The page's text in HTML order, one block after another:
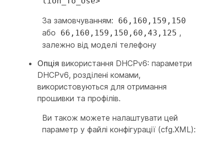
За замовчуванням: 66,160,159,150
або 66,160,159,150,60,43,125 ,
залежно від моделі телефону
Опція використання DHCPv6: параметри
DHCPv6, розділені комами,
використовуються для отримання
прошивки та профілів.
Ви також можете налаштувати цей
параметр у файлі конфігурації (cfg.XML):